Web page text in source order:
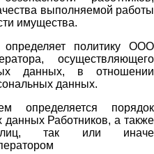
выполняемой работы
имущества.
политику ООО
осуществляющего
данных, в отношении
данных.
определяется порядок
данных Работников, а также
лиц, так или иначе